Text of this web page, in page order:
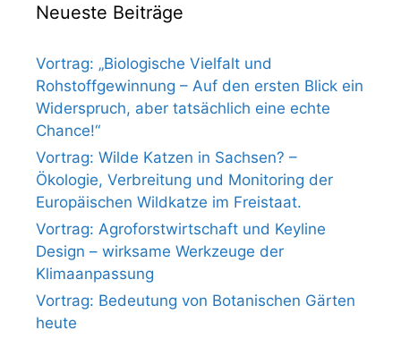
Neueste Beiträge
Vortrag: „Biologische Vielfalt und
Rohstoffgewinnung – Auf den ersten Blick ein
Widerspruch, aber tatsächlich eine echte
Chance!“
Vortrag: Wilde Katzen in Sachsen? –
Ökologie, Verbreitung und Monitoring der
Europäischen Wildkatze im Freistaat.
Vortrag: Agroforstwirtschaft und Keyline
Design – wirksame Werkzeuge der
Klimaanpassung
Vortrag: Bedeutung von Botanischen Gärten
heute